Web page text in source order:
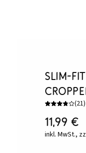
Slim-
(21)
11,99 €
inkl. MwSt.,